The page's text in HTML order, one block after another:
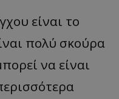
είναι το
πολύ σκούρα
να είναι